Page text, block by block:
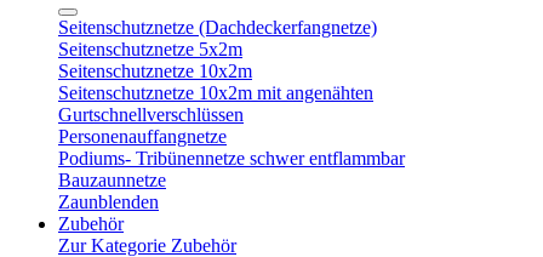
Seitenschutznetze (Dachdeckerfangnetze)
Seitenschutznetze 5x2m
Seitenschutznetze 10x2m
Seitenschutznetze 10x2m mit angenähten
Gurtschnellverschlüssen
Personenauffangnetze
Podiums- Tribünennetze schwer entflammbar
Bauzaunnetze
Zaunblenden
Zubehör
Zur Kategorie Zubehör